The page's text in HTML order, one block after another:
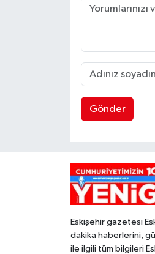
Gönder
Eskişehir gazetesi
dakika haberlerini,
ile ilgili tüm bilgileri